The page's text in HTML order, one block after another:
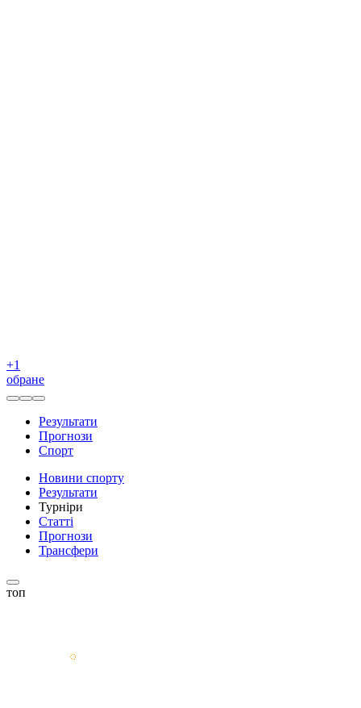
+1
обране
Результати
Прогнози
Спорт
Новини спорту
Результати
Турніри
Статті
Прогнози
Трансфери
топ